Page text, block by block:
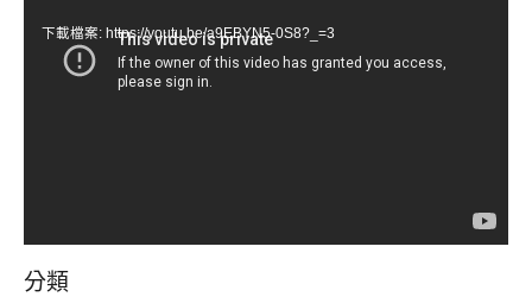
下載檔案: https://youtu.be/a9EBYN5-0S8?_=3
分類